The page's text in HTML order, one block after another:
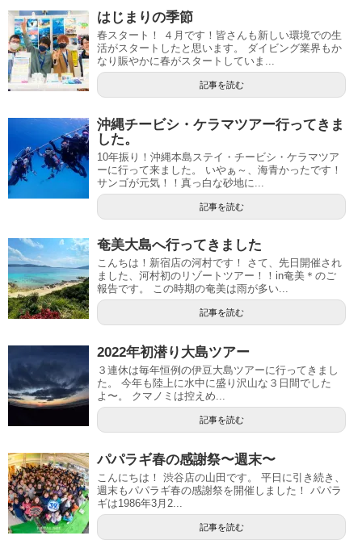
はじまりの季節
春スタート！ ４月です！皆さんも新しい環境での生
活がスタートしたと思います。 ダイビング業界もか
なり賑やかに春がスタートしていま...
記事を読む
沖縄チービシ・ケラマツアー行ってきま
した。
10年振り！沖縄本島ステイ・チービシ・ケラマツア
ーに行って来ました。 いやぁ～、海青かったです！
サンゴが元気！！真っ白な砂地に...
記事を読む
奄美大島へ行ってきました
こんちは！新宿店の河村です！ さて、先日開催され
ました、河村初のリゾートツアー！！in奄美＊のご
報告です。 この時期の奄美は雨が多い...
記事を読む
2022年初潜り大島ツアー
３連休は毎年恒例の伊豆大島ツアーに行ってきまし
た。 今年も陸上に水中に盛り沢山な３日間でした
よ〜。 クマノミは控えめ...
記事を読む
パパラギ春の感謝祭〜週末〜
こんにちは！ 渋谷店の山田です。 平日に引き続き、
週末もパパラギ春の感謝祭を開催しました！ パパラ
ギは1986年3月2...
記事を読む